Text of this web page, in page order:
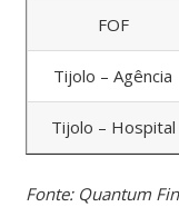
FOF
Tijolo – Agência
Tijolo – Hospital
Fonte: Quantum